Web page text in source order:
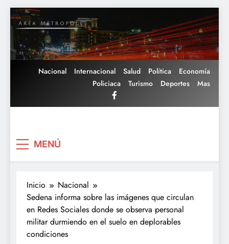
Saltar
al
contenido
Nacional Internacional Salud Política
Economía
Policiaca
Turismo Deportes Mas
MENÚ
Inicio
Nacional
Sedena informa sobre las imágenes que circulan
en Redes Sociales donde se observa personal
militar durmiendo en el suelo en deplorables
condiciones